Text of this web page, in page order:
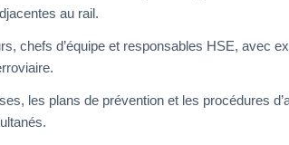
au rail.
chefs d’équipe et responsables HSE, avec
les plans de prévention et les procédures